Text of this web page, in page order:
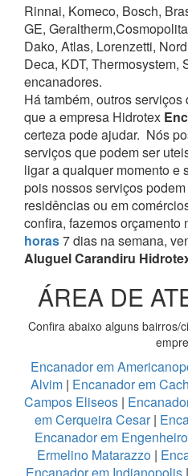
Rinnai, Komeco, Bosch,
GE,
Dako, Atlas, Lorenzetti,
Deca, KDT, Thermosystem,
encanadores.
Há também, outros
que a empresa Hidrotex
certeza pode ajudar. Nós
serviços que podem ser
ligar a qualquer momento e
pois nossos serviços
residências ou em
confira, fazemos orçamento
horas7 dias na semana,
Aluguel Carandiru
ÁREA DE
Confira abaixo alguns bairros/
Encanador em
Alvim | Encanador em
Campos Eliseos |
em Cerqueira Cesar|
Encanador em
Ermelino Matarazzo |
Encanador em Indianopolis|